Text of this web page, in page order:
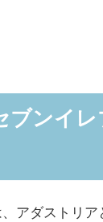
ブンイ
アダストリ